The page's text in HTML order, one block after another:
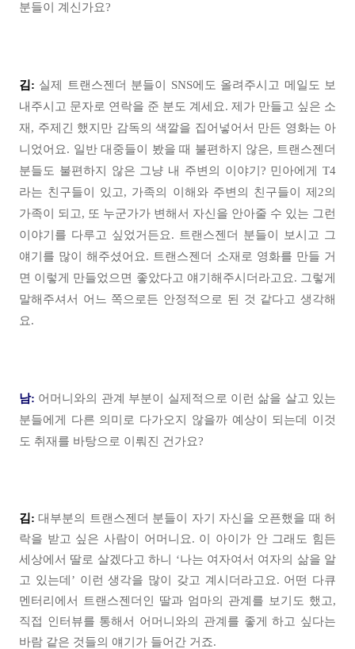
분들이 계신가요?
김: 실제 트랜스젠더 분들이 SNS에도 올려주시고 메일도 보
내주시고 문자로 연락을 준 분도 계세요. 제가 만들고 싶은 소
재, 주제긴 했지만 감독의 색깔을 집어넣어서 만든 영화는 아
니었어요. 일반 대중들이 봤을 때 불편하지 않은, 트랜스젠더
분들도 불편하지 않은 그냥 내 주변의 이야기? 민아에게 T4
라는 친구들이 있고, 가족의 이해와 주변의 친구들이 제2의
가족이 되고, 또 누군가가 변해서 자신을 안아줄 수 있는 그런
이야기를 다루고 싶었거든요. 트랜스젠더 분들이 보시고 그
얘기를 많이 해주셨어요. 트랜스젠더 소재로 영화를 만들 거
면 이렇게 만들었으면 좋았다고 얘기해주시더라고요. 그렇게
말해주셔서 어느 쪽으로든 안정적으로 된 것 같다고 생각해
요.
남: 어머니와의 관계 부분이 실제적으로 이런 삶을 살고 있는
분들에게 다른 의미로 다가오지 않을까 예상이 되는데 이것
도 취재를 바탕으로 이뤄진 건가요?
김: 대부분의 트랜스젠더 분들이 자기 자신을 오픈했을 때 허
락을 받고 싶은 사람이 어머니요. 이 아이가 안 그래도 힘든
세상에서 딸로 살겠다고 하니 ‘나는 여자여서 여자의 삶을 알
고 있는데’ 이런 생각을 많이 갖고 계시더라고요. 어떤 다큐
멘터리에서 트랜스젠더인 딸과 엄마의 관계를 보기도 했고,
직접 인터뷰를 통해서 어머니와의 관계를 좋게 하고 싶다는
바람 같은 것들의 얘기가 들어간 거죠.